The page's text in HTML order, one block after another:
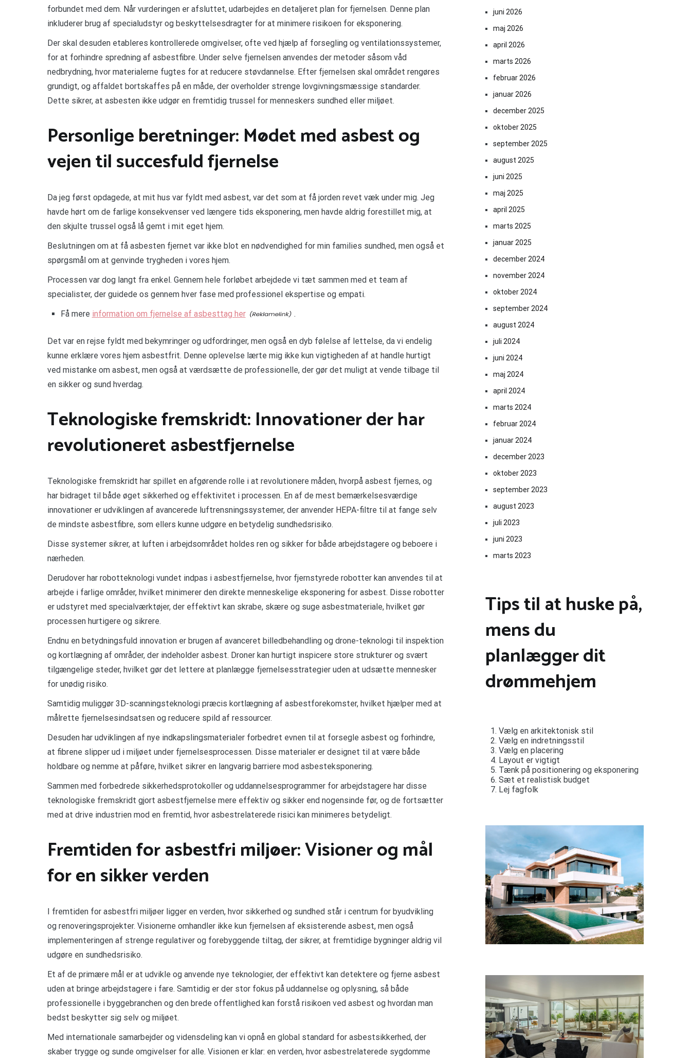
forbundet med dem. Når vurderingen er afsluttet, udarbejdes en detaljeret plan for fjernelsen. Denne plan
inkluderer brug af specialudstyr og beskyttelsesdragter for at minimere risikoen for eksponering.
Der skal desuden etableres kontrollerede omgivelser, ofte ved hjælp af forsegling og ventilationssystemer,
for at forhindre spredning af asbestfibre. Under selve fjernelsen anvendes der metoder såsom våd
nedbrydning, hvor materialerne fugtes for at reducere støvdannelse. Efter fjernelsen skal området rengøres
grundigt, og affaldet bortskaffes på en måde, der overholder strenge lovgivningsmæssige standarder.
Dette sikrer, at asbesten ikke udgør en fremtidig trussel for menneskers sundhed eller miljøet.
Personlige beretninger: Mødet med asbest og
vejen til succesfuld fjernelse
Da jeg først opdagede, at mit hus var fyldt med asbest, var det som at få jorden revet væk under mig. Jeg
havde hørt om de farlige konsekvenser ved længere tids eksponering, men havde aldrig forestillet mig, at
den skjulte trussel også lå gemt i mit eget hjem.
Beslutningen om at få asbesten fjernet var ikke blot en nødvendighed for min families sundhed, men også et
spørgsmål om at genvinde trygheden i vores hjem.
Processen var dog langt fra enkel. Gennem hele forløbet arbejdede vi tæt sammen med et team af
specialister, der guidede os gennem hver fase med professionel ekspertise og empati.
Få mere information om fjernelse af asbesttag her .
Det var en rejse fyldt med bekymringer og udfordringer, men også en dyb følelse af lettelse, da vi endelig
kunne erklære vores hjem asbestfrit. Denne oplevelse lærte mig ikke kun vigtigheden af at handle hurtigt
ved mistanke om asbest, men også at værdsætte de professionelle, der gør det muligt at vende tilbage til
en sikker og sund hverdag.
Teknologiske fremskridt: Innovationer der har
revolutioneret asbestfjernelse
Teknologiske fremskridt har spillet en afgørende rolle i at revolutionere måden, hvorpå asbest fjernes, og
har bidraget til både øget sikkerhed og effektivitet i processen. En af de mest bemærkelsesværdige
innovationer er udviklingen af avancerede luftrensningssystemer, der anvender HEPA-filtre til at fange selv
de mindste asbestfibre, som ellers kunne udgøre en betydelig sundhedsrisiko.
Disse systemer sikrer, at luften i arbejdsområdet holdes ren og sikker for både arbejdstagere og beboere i
nærheden.
Derudover har robotteknologi vundet indpas i asbestfjernelse, hvor fjernstyrede robotter kan anvendes til at
arbejde i farlige områder, hvilket minimerer den direkte menneskelige eksponering for asbest. Disse robotter
er udstyret med specialværktøjer, der effektivt kan skrabe, skære og suge asbestmateriale, hvilket gør
processen hurtigere og sikrere.
Endnu en betydningsfuld innovation er brugen af avanceret billedbehandling og drone-teknologi til inspektion
og kortlægning af områder, der indeholder asbest. Droner kan hurtigt inspicere store strukturer og svært
tilgængelige steder, hvilket gør det lettere at planlægge fjernelsesstrategier uden at udsætte mennesker
for unødig risiko.
Samtidig muliggør 3D-scanningsteknologi præcis kortlægning af asbestforekomster, hvilket hjælper med at
målrette fjernelsesindsatsen og reducere spild af ressourcer.
Desuden har udviklingen af nye indkapslingsmaterialer forbedret evnen til at forsegle asbest og forhindre,
at fibrene slipper ud i miljøet under fjernelsesprocessen. Disse materialer er designet til at være både
holdbare og nemme at påføre, hvilket sikrer en langvarig barriere mod asbesteksponering.
Sammen med forbedrede sikkerhedsprotokoller og uddannelsesprogrammer for arbejdstagere har disse
teknologiske fremskridt gjort asbestfjernelse mere effektiv og sikker end nogensinde før, og de fortsætter
med at drive industrien mod en fremtid, hvor asbestrelaterede risici kan minimeres betydeligt.
Fremtiden for asbestfri miljøer: Visioner og mål
for en sikker verden
I fremtiden for asbestfri miljøer ligger en verden, hvor sikkerhed og sundhed står i centrum for byudvikling
og renoveringsprojekter. Visionerne omhandler ikke kun fjernelsen af eksisterende asbest, men også
implementeringen af strenge regulativer og forebyggende tiltag, der sikrer, at fremtidige bygninger aldrig vil
udgøre en sundhedsrisiko.
Et af de primære mål er at udvikle og anvende nye teknologier, der effektivt kan detektere og fjerne asbest
uden at bringe arbejdstagere i fare. Samtidig er der stor fokus på uddannelse og oplysning, så både
professionelle i byggebranchen og den brede offentlighed kan forstå risikoen ved asbest og hvordan man
bedst beskytter sig selv og miljøet.
Med internationale samarbejder og vidensdeling kan vi opnå en global standard for asbestsikkerhed, der
skaber trygge og sunde omgivelser for alle. Visionen er klar: en verden, hvor asbestrelaterede sygdomme
juni 2026
maj 2026
april 2026
marts 2026
februar 2026
januar 2026
december 2025
oktober 2025
september 2025
august 2025
juni 2025
maj 2025
april 2025
marts 2025
januar 2025
december 2024
november 2024
oktober 2024
september 2024
august 2024
juli 2024
juni 2024
maj 2024
april 2024
marts 2024
februar 2024
januar 2024
december 2023
oktober 2023
september 2023
august 2023
juli 2023
juni 2023
marts 2023
Tips til at huske på,
mens du
planlægger dit
drømmehjem
Vælg en arkitektonisk stil
Vælg en indretningsstil
Vælg en placering
Layout er vigtigt
Tænk på positionering og eksponering
Sæt et realistisk budget
Lej fagfolk